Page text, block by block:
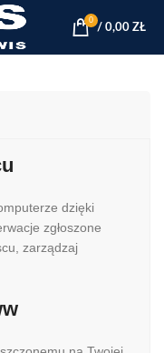
0
/ 0,00 ZŁ
dzięki
zgłoszone
zarządzaj